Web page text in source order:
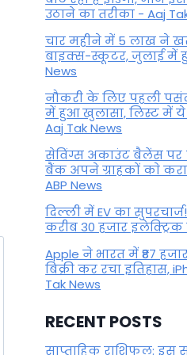
उठाने का तरीका - Aaj
चार महीने में 5 लाख ने
बाइक्स-स्कूटर, जुलाई में
News
नौकरी के लिए पहली पसंद
में हुआ खुलासा, लिस्ट में
Aaj Tak News
सेविंग्स अकाउंट बैलेंस पर
बैंक अपने ग्राहकों काे
ABP News
दिल्ली में EV का
करीब 30 हजार इलेक्ट्रिक
Apple ने भारत में ₹87
बिक्री कर रचा इतिहास,
Tak News
RECENT POSTS
साप्ताहिक राशिफल: इस